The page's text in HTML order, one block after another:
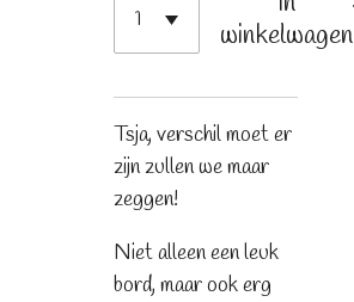
winkelwagen
Tsja, verschil moet er
zijn zullen we maar
zeggen!
Niet alleen een leuk
bord, maar ook erg